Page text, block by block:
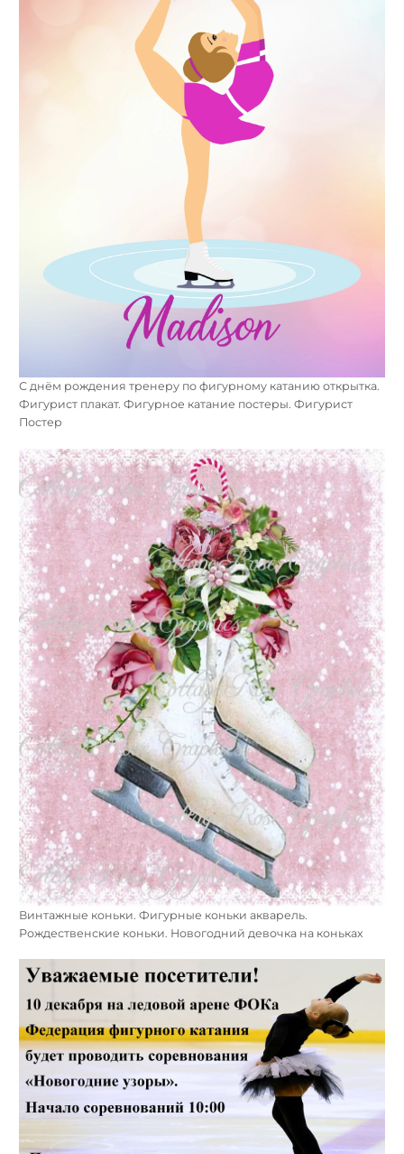
С днём рождения тренеру по фигурному катанию открытка.
Фигурист плакат. Фигурное катание постеры. Фигурист
Постер
Винтажные коньки. Фигурные коньки акварель.
Рождественские коньки. Новогодний девочка на коньках